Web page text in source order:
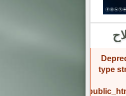
type
/home/amicinf1/